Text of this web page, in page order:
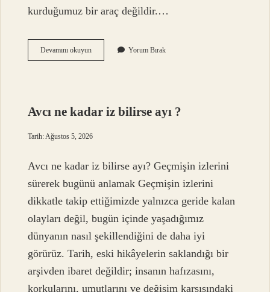
kurduğumuz bir araç değildir.…
Devamını okuyunHangi
kelime
Yorum Bırak
Avcı ne kadar iz bilirse ayı ?
Tarih: Ağustos 5, 2026
Avcı ne kadar iz bilirse ayı? Geçmişin izlerini
sürerek bugünü anlamak Geçmişin izlerini
dikkatle takip ettiğimizde yalnızca geride kalan
olayları değil, bugün içinde yaşadığımız
dünyanın nasıl şekillendiğini de daha iyi
görürüz. Tarih, eski hikâyelerin saklandığı bir
arşivden ibaret değildir; insanın hafızasını,
korkularını, umutlarını ve değişim karşısındaki